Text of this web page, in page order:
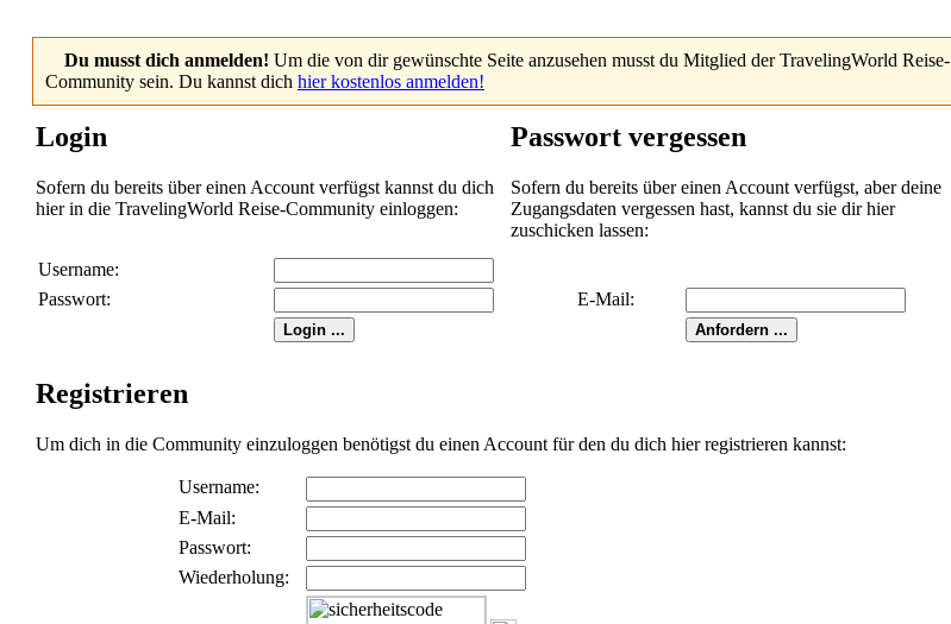
Du musst dich anmelden! Um die von dir gewünschte Seite anzusehen musst du Mitglied der TravelingWorld Reise-
Community sein. Du kannst dich hier kostenlos anmelden!
Login
Sofern du bereits über einen Account verfügst kannst du dich
hier in die TravelingWorld Reise-Community einloggen:
Passwort vergessen
Sofern du bereits über einen Account verfügst, aber deine
Zugangsdaten vergessen hast, kannst du sie dir hier
zuschicken lassen:
Username:
Passwort:
E-Mail:
Registrieren
Um dich in die Community einzuloggen benötigst du einen Account für den du dich hier registrieren kannst:
Username:
E-Mail:
Passwort:
Wiederholung: